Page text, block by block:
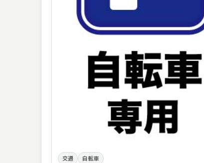
交通 自転車